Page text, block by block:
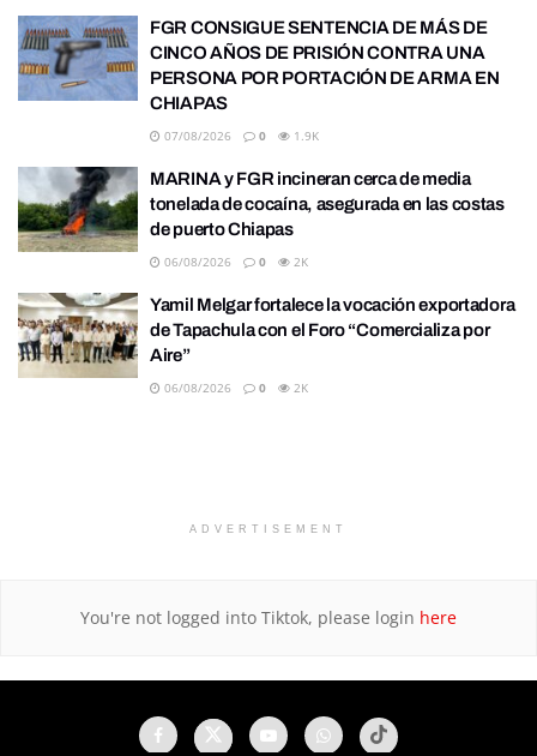
FGR CONSIGUE SENTENCIA DE MÁS DE
CINCO AÑOS DE PRISIÓN CONTRA UNA
PERSONA POR PORTACIÓN DE ARMA EN
CHIAPAS
07/08/2026 0 1.9K
MARINA y FGR incineran cerca de media
tonelada de cocaína, asegurada en las costas
de puerto Chiapas
06/08/2026 0 2K
Yamil Melgar fortalece la vocación exportadora
de Tapachula con el Foro “Comercializa por
Aire”
06/08/2026 0 2K
ADVERTISEMENT
You're not logged into Tiktok, please login here